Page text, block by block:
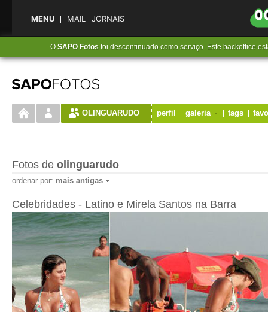
MENU MAIL JORNAIS
O SAPO Fotosfoi descontinuado como serviço. Este backoffice
OLINGUARUDO perfil galeria tags
Fotos de olinguarudo
ordenar por: mais antigas
Celebridades - Latino e Mirela Santos na Barra